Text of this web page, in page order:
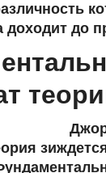
доходит до